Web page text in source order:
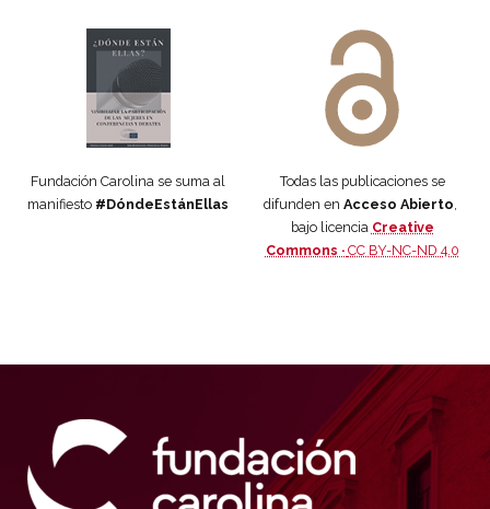
Fundación Carolina se suma al
manifiesto #DóndeEstánEllas
Todas las publicaciones se
difunden en Acceso Abierto
bajo licencia Creative
Commons · CC BY-NC-ND 4.0